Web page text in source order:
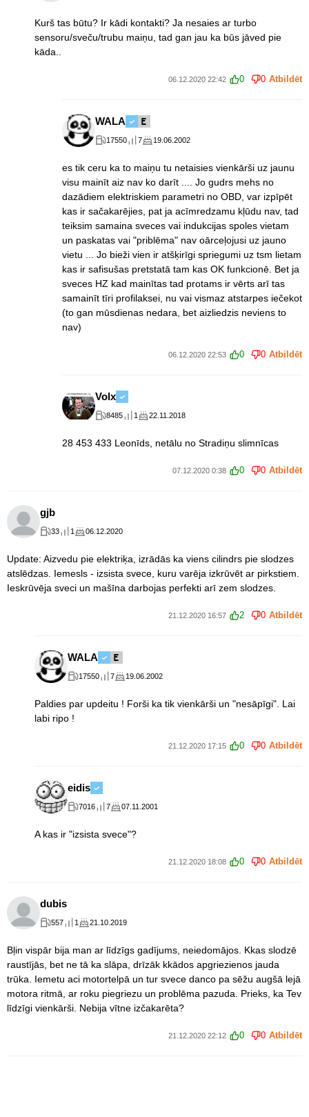
Kurš tas būtu? Ir kādi kontakti? Ja nesaies ar turbo
sensoru/sveču/trubu maiņu, tad gan jau ka būs jāved pie
kāda..
06.12.2020 22:42 0 0 Atbildēt
WALA
17550 7 19.06.2002
es tik ceru ka to maiņu tu netaisies vienkārši uz jaunu
visu mainīt aiz nav ko darīt .... Jo gudrs mehs no
dazādiem elektriskiem parametri no OBD, var izpīpēt
kas ir sačakarējies, pat ja acīmredzamu kļūdu nav, tad
teiksim samaina sveces vai indukcijas spoles vietam
un paskatas vai "priblēma" nav oārceļojusi uz jauno
vietu ... Jo bieži vien ir atšķirīgi spriegumi uz tsm lietam
kas ir safisušas pretstatā tam kas OK funkcionē. Bet ja
sveces HZ kad mainītas tad protams ir vērts arī tas
samainīt tīri profilaksei, nu vai vismaz atstarpes iečekot
(to gan mūsdienas nedara, bet aizliedzis neviens to
nav)
06.12.2020 22:53 0 0 Atbildēt
Volx
8485 1 22.11.2018
28 453 433 Leonīds, netālu no Stradiņu slimnīcas
07.12.2020 0:38 0 0 Atbildēt
gjb
33 1 06.12.2020
Update: Aizvedu pie elektriķa, izrādās ka viens cilindrs pie slodzes
atslēdzas. Iemesls - izsista svece, kuru varēja izkrūvēt ar pirkstiem.
Ieskrūvēja sveci un mašīna darbojas perfekti arī zem slodzes.
21.12.2020 16:57 2 0 Atbildēt
WALA
17550 7 19.06.2002
Paldies par updeitu ! Forši ka tik vienkārši un "nesāpīgi". Lai
labi ripo !
21.12.2020 17:15 0 0 Atbildēt
eidis
7016 7 07.11.2001
A kas ir "izsista svece"?
21.12.2020 18:08 0 0 Atbildēt
dubis
557 1 21.10.2019
Bļin vispār bija man ar līdzīgs gadījums, neiedomājos. Kkas slodzē
raustījās, bet ne tā ka slāpa, drīzāk kkādos apgriezienos jauda
trūka. Iemetu aci motortelpā un tur svece danco pa sēžu augšā lejā
motora ritmā, ar roku piegriezu un problēma pazuda. Prieks, ka Tev
līdzīgi vienkārši. Nebija vītne izčakarēta?
21.12.2020 22:12 0 0 Atbildēt